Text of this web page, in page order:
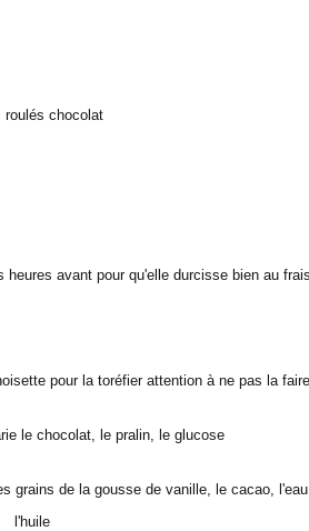
avant pour qu'elle durcisse bien au frais
pour la toréfier attention à ne pas la
le chocolat, le pralin, le glucose
grains de la gousse de vanille, le cacao,
l'huile